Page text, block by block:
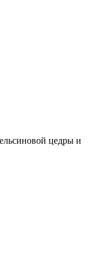
цедры и